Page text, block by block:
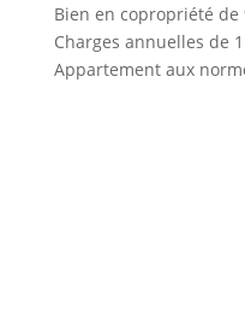
Bien en copropriété
Charges annuelles de
Appartement aux